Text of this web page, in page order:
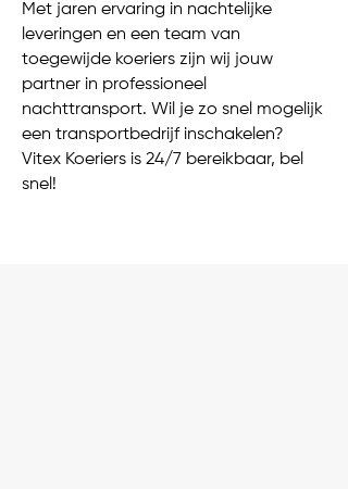
Met jaren ervaring in nachtelijke
leveringen en een team van
toegewijde koeriers zijn wij jouw
partner in professioneel
nachttransport. Wil je zo snel mogelijk
een transportbedrijf inschakelen?
Vitex Koeriers is 24/7 bereikbaar, bel
snel!